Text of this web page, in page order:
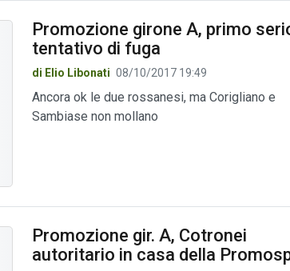
Promozione girone A, primo
tentativo di fuga
di Elio Libonati 08/10/2017 19:49
Ancora ok le due rossanesi, ma Corigliano e
Sambiase non mollano
Promozione gir. A, Cotronei
autoritario in casa della